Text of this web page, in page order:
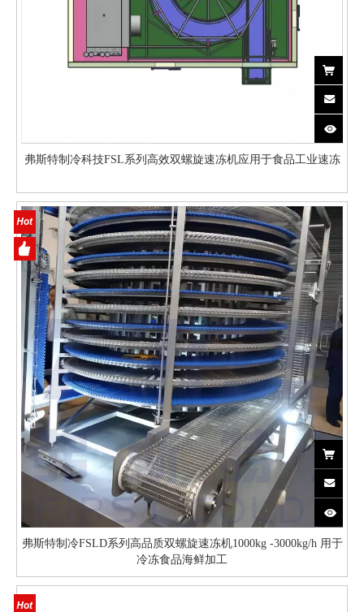
弗斯特制冷科技FSL系列高效双螺旋速冻机应用于食品工业速冻
弗斯特制冷FSLD系列高品质双螺旋速冻机1000kg -3000kg/h 用于
冷冻食品海鲜加工